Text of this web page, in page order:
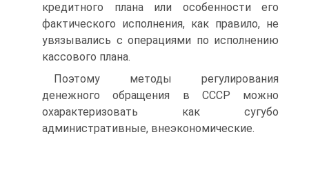
кредитного плана или особенности его
фактического исполнения, как правило, не
увязывались с операциями по испол­нению
кассового плана.
Поэтому методы регулирования
денежного обращения в СССР можно
охарактеризовать как сугубо
административные, внеэко­номические.